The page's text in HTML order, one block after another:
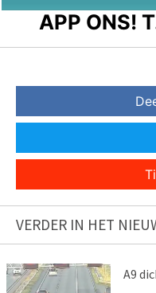
APP ONS!
VERDER IN HET
A9